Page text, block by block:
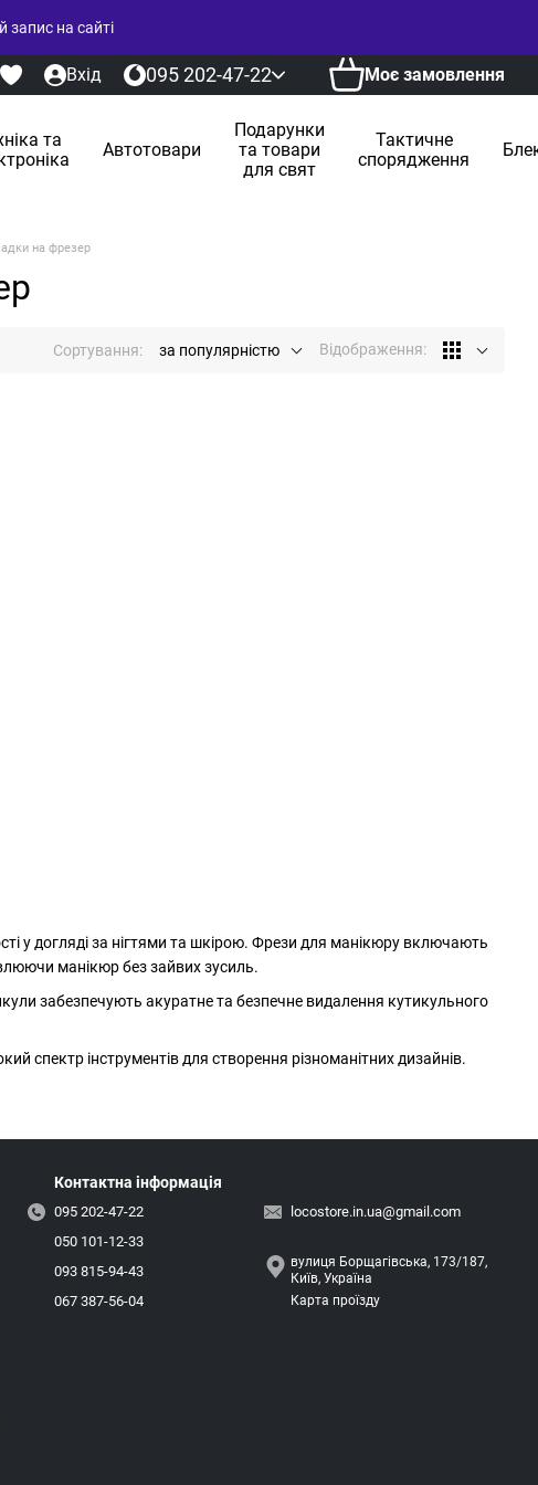
на сайті
Вхід 095 202-47-22 Моє замовлення
та
Автотовари
Подарунки
та товари
для свят
Тактичне
спорядження
на фрезер
Сортування: за популярністю Відображення:
у догляді за нігтями та шкірою. Фрези для манікюру включають
манікюр без зайвих зусиль.
забезпечують акуратне та безпечне видалення кутикульного
інструментів для створення різноманітних дизайнів.
Контактна інформація
095 202-47-22
050 101-12-33
093 815-94-43
067 387-56-04
locostore.in.ua@gmail.com
вулиця Борщагівська, 173/187,
Київ, Україна
Карта проїзду